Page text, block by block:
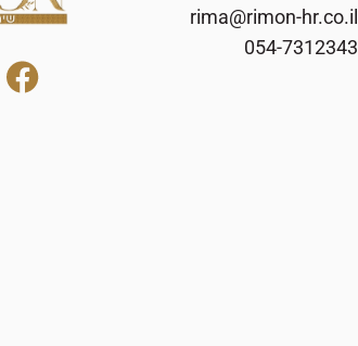
rima@rimon-hr.co.il
054-7312343